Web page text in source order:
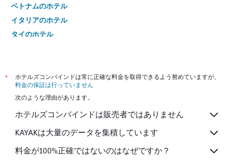
ベトナムのホテル
イタリアのホテル
タイのホテル
*
ホテルズコンバインドは常に正確な料金を取得できるよう努めていますが、
料金の保証は行っていません
次のような理由があります。
ホテルズコンバインドは販売者ではありません
KAYAKは大量のデータを集積しています
料金が100%正確ではないのはなぜですか？